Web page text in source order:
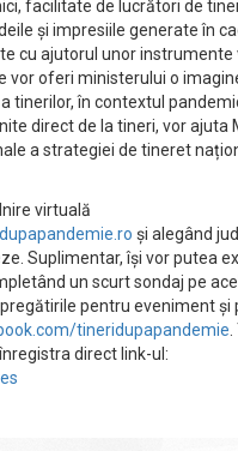
facilitate de lucrători de
și impresiile generate în
cu ajutorul unor instrumente
vor oferi ministerului o
tinerilor, în contextul
direct de la tineri, vor ajuta
a strategiei de tineret
virtuală
și alegând
Suplimentar, își vor putea
un scurt sondaj pe
pentru eveniment și
tineridupapandemie
direct link-ul: